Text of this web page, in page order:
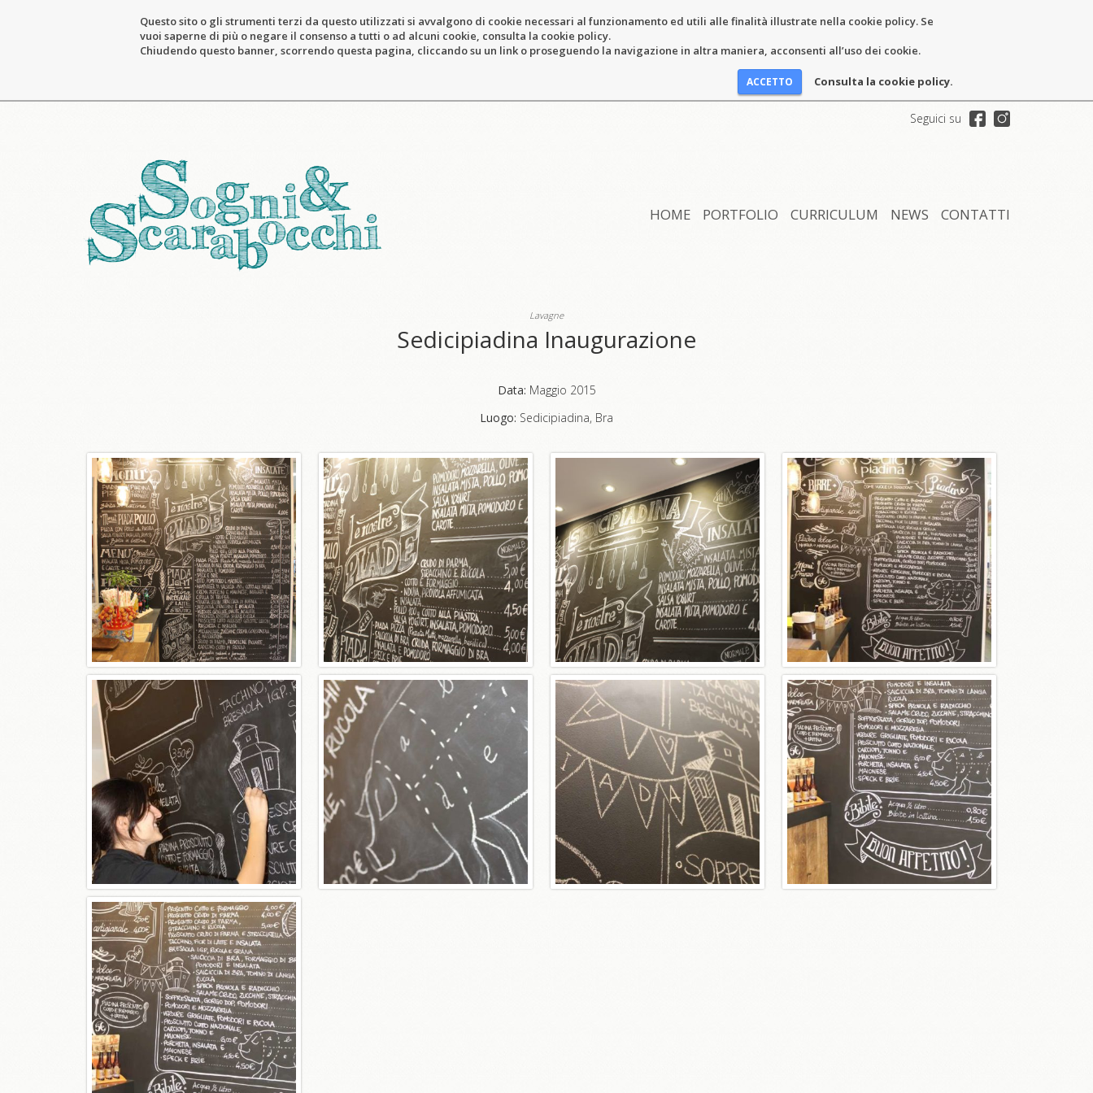
Questo sito o gli strumenti terzi da questo utilizzati si avvalgono di cookie necessari al funzionamento ed utili alle finalità illustrate nella cookie policy. Se
vuoi saperne di più o negare il consenso a tutti o ad alcuni cookie, consulta la cookie policy.
Chiudendo questo banner, scorrendo questa pagina, cliccando su un link o proseguendo la navigazione in altra maniera, acconsenti all’uso dei cookie.
Consulta la cookie policy.
Seguici su
HOME PORTFOLIO CURRICULUM NEWS CONTATTI
Lavagne
Sedicipiadina Inaugurazione
Data: Maggio 2015
Luogo: Sedicipiadina, Bra